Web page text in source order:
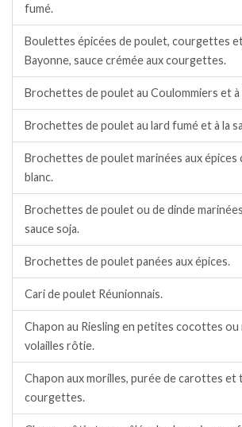
fumé.
Boulettes épicées de poulet, courgettes
Bayonne, sauce crémée aux courgettes.
Brochettes de poulet au Coulommiers et à
Brochettes de poulet au lard fumé et à la
Brochettes de poulet marinées aux épices
blanc.
Brochettes de poulet ou de dinde
sauce soja.
Brochettes de poulet panées aux épices.
Cari de poulet Réunionnais.
Chapon au Riesling en petites cocottes
volailles rôtie.
Chapon aux morilles, purée de carottes et
courgettes.